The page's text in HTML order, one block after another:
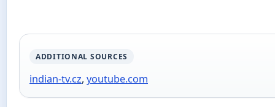
ADDITIONAL SOURCES
indian-tv.cz, youtube.com